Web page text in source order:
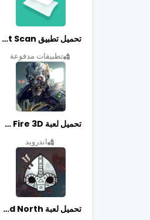
تحميل تطبيق vFlat Scan مهكر آخر إصدار
تطبيقات مدفوعة
تحميل لعبة Zombie Fire 3D مهكرة آخر إصدار
اندرويد
تحميل لعبة Bad North مهكرة آخر إصدار